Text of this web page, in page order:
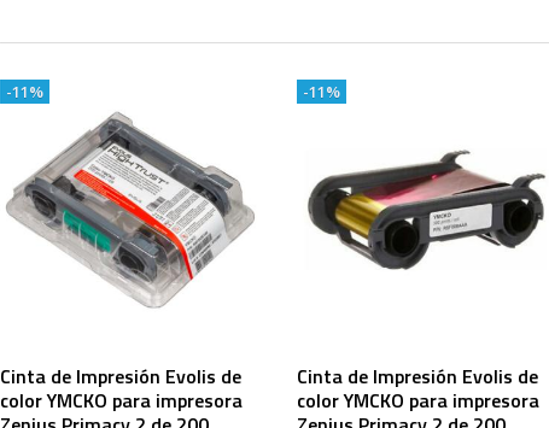
Cinta de Impresión Evolis de
color YMCKO para impresora
-11%
Cinta de Impresión Evolis de
color YMCKO para impresora
-11%